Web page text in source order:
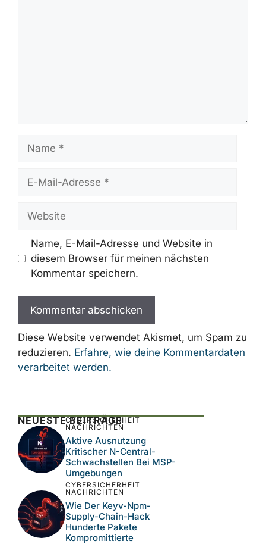
Name
Website
Name, E-Mail-Adresse und Website in
diesem Browser für meinen nächsten
Kommentar speichern.
Diese Website verwendet Akismet, um Spam zu
reduzieren. Erfahre, wie deine Kommentardaten
verarbeitet werden.
NEUESTE BEITRÄGE
CYBERSICHERHEIT
NACHRICHTEN
Aktive Ausnutzung
Kritischer N-Central-
Schwachstellen Bei MSP-
Umgebungen
CYBERSICHERHEIT
NACHRICHTEN
Wie Der Keyv-Npm-
Supply-Chain-Hack
Hunderte Pakete
Kompromittierte